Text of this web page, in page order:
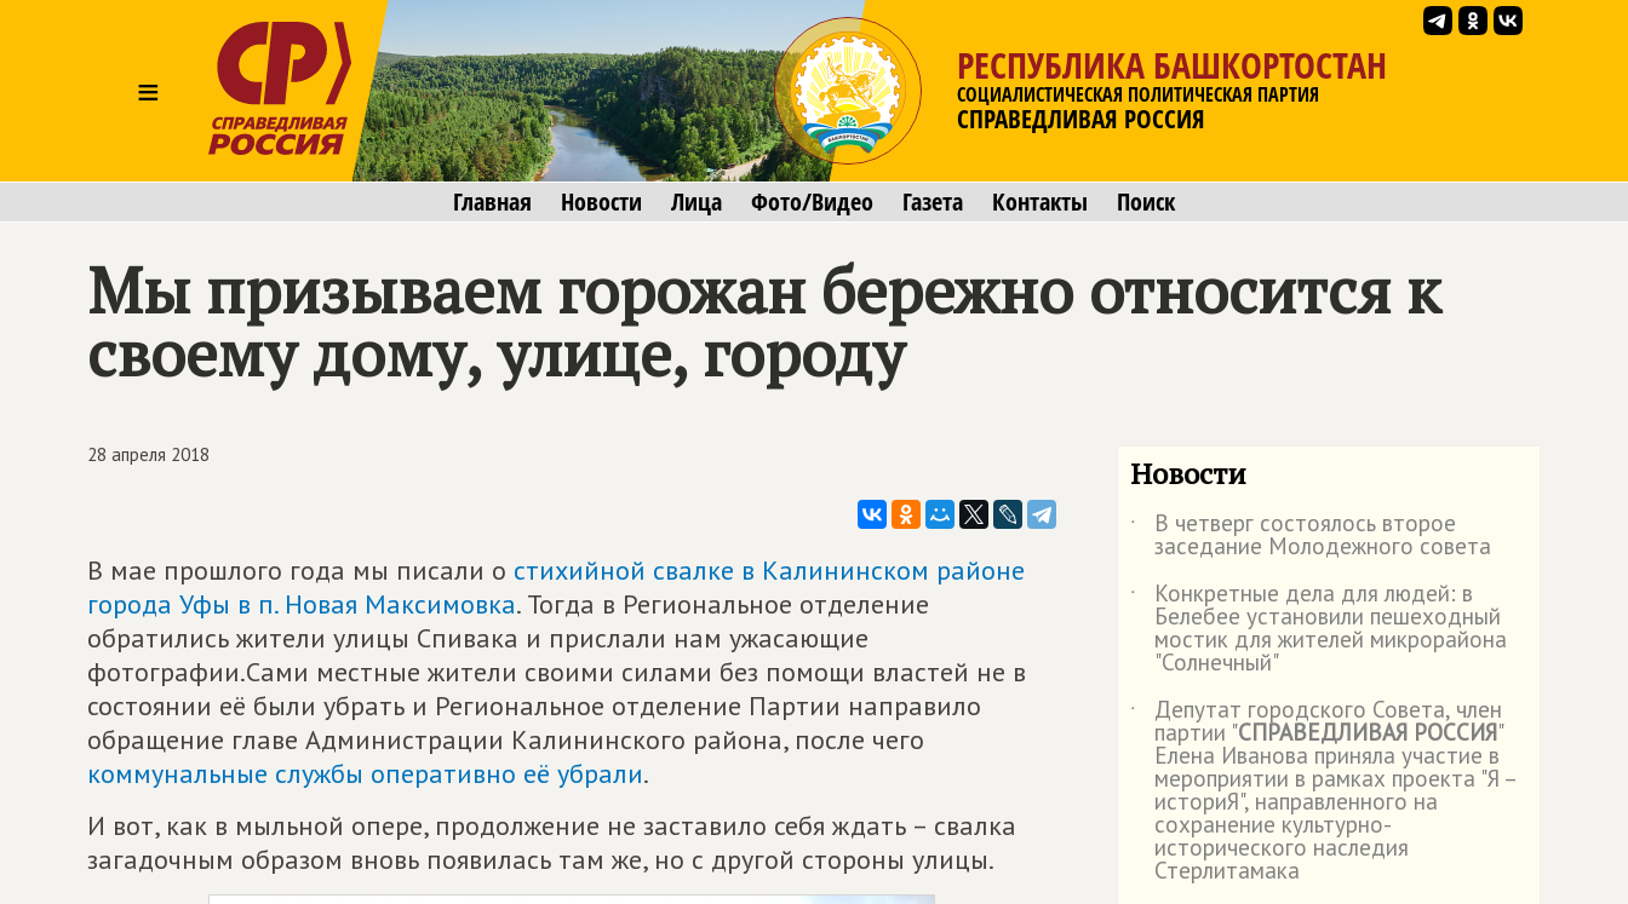
≡
РЕСПУБЛИКА БАШКОРТОСТАН
СОЦИАЛИСТИЧЕСКАЯ ПОЛИТИЧЕСКАЯ ПАРТИЯ
СПРАВЕДЛИВАЯ РОССИЯ
Главная Новости Лица Фото/Видео Газета Контакты Поиск
Мы призываем горожан бережно относится к
своему дому, улице, городу
28 апреля 2018
В мае прошлого года мы писали о стихийной свалке в Калининском районе
города Уфы в п. Новая Максимовка. Тогда в Региональное отделение
обратились жители улицы Спивака и прислали нам ужасающие
фотографии.Сами местные жители своими силами без помощи властей не в
состоянии её были убрать и Региональное отделение Партии направило
обращение главе Администрации Калининского района, после чего
коммунальные службы оперативно её убрали.
И вот, как в мыльной опере, продолжение не заставило себя ждать – свалка
загадочным образом вновь появилась там же, но с другой стороны улицы.
Новости
˙ В четверг состоялось второе
заседание Молодежного совета
˙
Конкретные дела для людей: в
Белебее установили пешеходный
мостик для жителей микрорайона
"Солнечный"
˙
Депутат городского Совета, член
партии "СПРАВЕДЛИВАЯ РОССИЯ"
Елена Иванова приняла участие в
мероприятии в рамках проекта "Я –
историЯ", направленного на
сохранение культурно-
исторического наследия
Стерлитамака